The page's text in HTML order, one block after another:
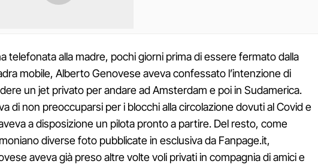
telefonata alla madre, pochi giorni prima di essere fermato dalla
mobile, Alberto Genovese aveva confessato l’intenzione di
un jet privato per andare ad Amsterdam e poi in Sudamerica.
di non preoccuparsi per i blocchi alla circolazione dovuti al Covid e
a disposizione un pilota pronto a partire. Del resto, come
diverse foto pubblicate in esclusiva da Fanpage.it,
aveva già preso altre volte voli privati in compagnia di amici e